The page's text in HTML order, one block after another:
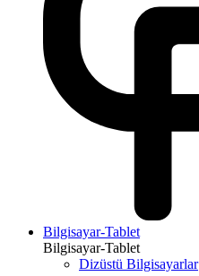
Bilgisayar-Tablet
Bilgisayar-Tablet
Dizüstü Bilgisayarlar